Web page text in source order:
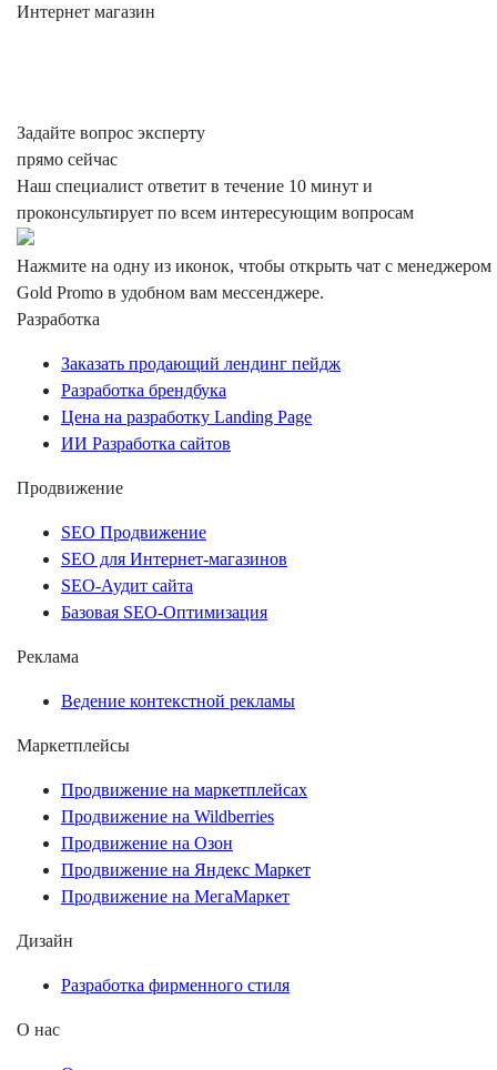
Интернет магазин
Задайте вопрос эксперту
прямо сейчас
Наш специалист ответит в течение 10 минут и
проконсультирует по всем интересующим вопросам
Нажмите на одну из иконок, чтобы открыть чат с менеджером
Gold Promo в удобном вам мессенджере.
Разработка
Заказать продающий лендинг пейдж
Разработка брендбука
Цена на разработку Landing Page
ИИ Разработка сайтов
Продвижение
SEO Продвижение
SEO для Интернет-магазинов
SEO-Аудит сайта
Базовая SEO-Оптимизация
Реклама
Ведение контекстной рекламы
Маркетплейсы
Продвижение на маркетплейсах
Продвижение на Wildberries
Продвижение на Озон
Продвижение на Яндекс Маркет
Продвижение на МегаМаркет
Дизайн
Разработка фирменного стиля
О нас